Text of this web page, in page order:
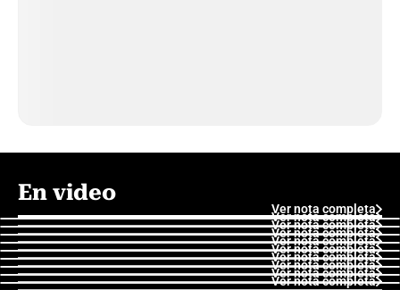
En video
Ver nota completa
Ver nota completa
Ver nota completa
Ver nota completa
Ver nota completa
Ver nota completa
Ver nota completa
Ver nota completa
Ver nota completa
Ver nota completa